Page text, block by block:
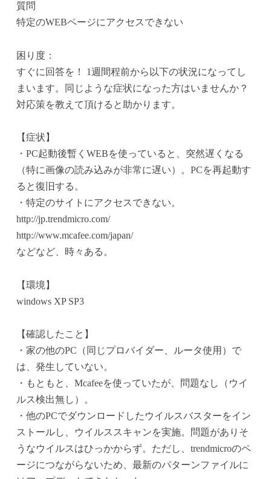
質問
特定のWEBページにアクセスできない
困り度：
すぐに回答を！ 1週間程前から以下の状況になってし
まいます。同じような症状になった方はいませんか？
対応策を教えて頂けると助かります。
【症状】
・PC起動後暫くWEBを使っていると、突然遅くなる
（特に画像の読み込みが非常に遅い）。PCを再起動す
ると復旧する。
・特定のサイトにアクセスできない。
http://jp.trendmicro.com/
http://www.mcafee.com/japan/
などなど、時々ある。
【環境】
windows XP SP3
【確認したこと】
・家の他のPC（同じプロバイダー、ルータ使用）で
は、発生していない。
・もともと、Mcafeeを使っていたが、問題なし（ウイ
ルス検出無し）。
・他のPCでダウンロードしたウイルスバスターをイン
ストールし、ウイルススキャンを実施。問題がありそ
うなウイルスはひっかからず。ただし、trendmicroのペ
ージにつながらないため、最新のパターンファイルに